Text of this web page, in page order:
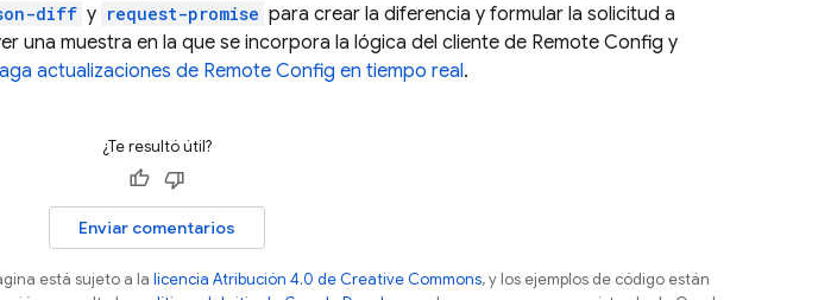
diff y request-promise para crear la diferencia y formular la solicitud a
una muestra en la que se incorpora la lógica del cliente de Remote Config y
actualizaciones de Remote Config en tiempo real.
¿Te resultó útil?
Enviar comentarios
está sujeto a la licencia Atribución 4.0 de Creative Commons, y los ejemplos de código están